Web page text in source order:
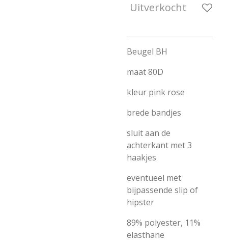
Uitverkocht
Beugel BH
maat 80D
kleur pink rose
brede bandjes
sluit aan de
achterkant met 3
haakjes
eventueel met
bijpassende slip of
hipster
89% polyester, 11%
elasthane